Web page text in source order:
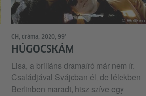
© Weltkino
CH, dráma, 2020, 99’
HÚGOCSKÁM
Lisa, a briliáns drámaíró már nem ír.
Családjával Svájcban él, de lélekben
Berlinben maradt, hisz szíve egy